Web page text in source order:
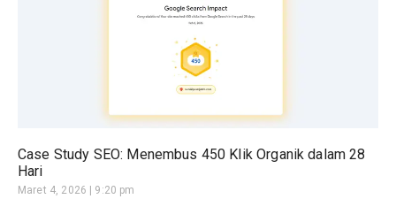
Case Study SEO: Menembus 450 Klik Organik dalam 28
Hari
Maret 4, 2026 9:20 pm